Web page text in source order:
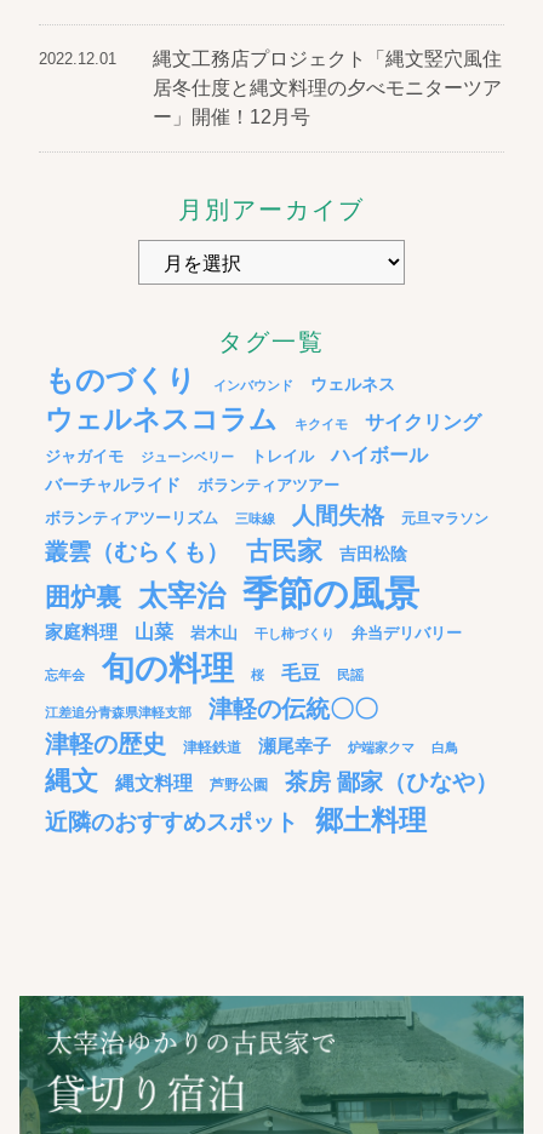
2022.12.01
縄文工務店プロジェクト「縄文竪穴風住
居冬仕度と縄文料理の夕べモニターツア
ー」開催！12月号
月別アーカイブ
タグ一覧
ものづくり インバウンド ウェルネス
ウェルネスコラム キクイモ サイクリング
ジャガイモ ジューンベリー トレイル ハイボール
バーチャルライド
ボランティアツアー
ボランティアツーリズム
三味線 人間失格 元旦マラソン
叢雲（むらくも） 古民家 吉田松陰
囲炉裏 太宰治 季節の風景
家庭料理 山菜 岩木山 干し柿づくり 弁当デリバリー
忘年会 旬の料理 桜 毛豆 民謡
江差追分青森県津軽支部
津軽の伝統〇〇
津軽の歴史
津軽鉄道 瀬尾幸子 炉端家クマ 白鳥
縄文 縄文料理 芦野公園
茶房 鄙家（ひなや）
近隣のおすすめスポット
郷土料理